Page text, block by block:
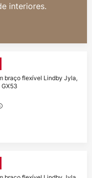
interiores.
braço flexível Lindby Jyla,